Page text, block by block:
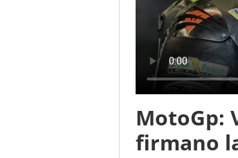
MotoGp:
firmano